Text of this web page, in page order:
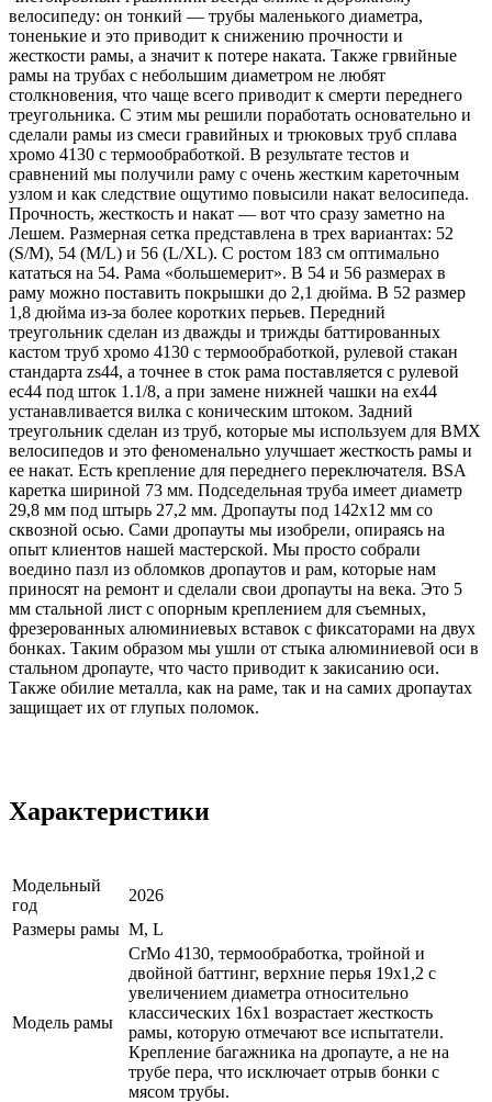
велосипеду: он тонкий — трубы маленького диаметра,
тоненькие и это приводит к снижению прочности и
жесткости рамы, а значит к потере наката. Также грвийные
рамы на трубах с небольшим диаметром не любят
столкновения, что чаще всего приводит к смерти переднего
треугольника. С этим мы решили поработать основательно и
сделали рамы из смеси гравийных и трюковых труб сплава
хромо 4130 с термообработкой. В результате тестов и
сравнений мы получили раму с очень жестким кареточным
узлом и как следствие ощутимо повысили накат велосипеда.
Прочность, жесткость и накат — вот что сразу заметно на
Лешем. Размерная сетка представлена в трех вариантах: 52
(S/M), 54 (M/L) и 56 (L/XL). С ростом 183 см оптимально
кататься на 54. Рама «большемерит». В 54 и 56 размерах в
раму можно поставить покрышки до 2,1 дюйма. В 52 размер
1,8 дюйма из-за более коротких перьев. Передний
треугольник сделан из дважды и трижды баттированных
кастом труб хромо 4130 с термообработкой, рулевой стакан
стандарта zs44, а точнее в сток рама поставляется с рулевой
ec44 под шток 1.1/8, а при замене нижней чашки на ex44
устанавливается вилка с коническим штоком. Задний
треугольник сделан из труб, которые мы используем для BMX
велосипедов и это феноменально улучшает жесткость рамы и
ее накат. Есть крепление для переднего переключателя. BSA
каретка шириной 73 мм. Подседельная труба имеет диаметр
29,8 мм под штырь 27,2 мм. Дропауты под 142x12 мм со
сквозной осью. Сами дропауты мы изобрели, опираясь на
опыт клиентов нашей мастерской. Мы просто собрали
воедино пазл из обломков дропаутов и рам, которые нам
приносят на ремонт и сделали свои дропауты на века. Это 5
мм стальной лист с опорным креплением для съемных,
фрезерованных алюминиевых вставок с фиксаторами на двух
бонках. Таким образом мы ушли от стыка алюминиевой оси в
стальном дропауте, что часто приводит к закисанию оси.
Также обилие металла, как на раме, так и на самих дропаутах
защищает их от глупых поломок.
Характеристики
Модельный
год
2026
Размеры рамы M, L
Модель рамы
CrMo 4130, термообработка, тройной и
двойной баттинг, верхние перья 19х1,2 с
увеличением диаметра относительно
классических 16х1 возрастает жесткость
рамы, которую отмечают все испытатели.
Крепление багажника на дропауте, а не на
трубе пера, что исключает отрыв бонки с
мясом трубы.